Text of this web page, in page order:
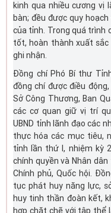
kinh qua nhiều cương vị
bàn; đều được quy
của tỉnh. Trong quá trình
tốt, hoàn thành xuất sắc
ghi nhận.
Đồng chí Phó Bí thư
đồng chí được điều
Sở Công Thương, Ban
các cơ quan giữ vị trí
UBND tỉnh lãnh đạo các
thực hóa các mục tiêu,
tỉnh lần thứ I, nhiệm kỳ
chính quyền và Nhân
Chính phủ, Quốc hội.
tục phát huy năng lực,
huy tinh thần đoàn kết,
hợp chặt chẽ với tập thể